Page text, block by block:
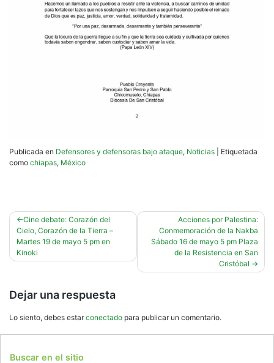
Publicada en Defensores y defensoras bajo ataque, Noticias
Etiquetada
como chiapas, México
Navegación
de
entradas
Cine debate: Corazón del
Cielo, Corazón de la Tierra –
Martes 19 de mayo 5 pm en
Kinoki
Acciones por Palestina:
Conmemoración de la Nakba
Sábado 16 de mayo 5 pm Plaza
de la Resistencia en San
Cristóbal
Dejar una respuesta
Lo siento, debes estarconectado para publicar un comentario.
Buscar en el sitio